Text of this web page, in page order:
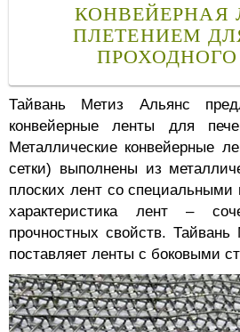
КОНВЕЙЕРНАЯ
ПЛЕТЕНИЕМ
Тайвань Метиз Альянс
конвейерные ленты для
Металлические конвейерные
сетки) выполнены из
плоских лент со специальными
характеристика лент –
прочностных свойств.
поставляет ленты с боковыми